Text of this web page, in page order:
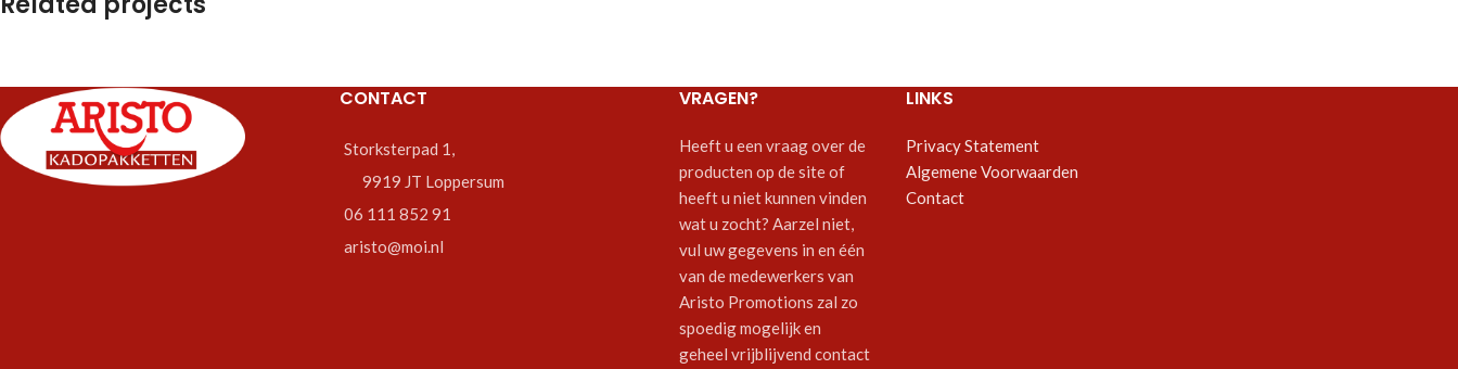
Accessories
Potenti parturient parturie
CONTACT
Storksterpad 1,
9919 JT Loppersum
06 111 852 91
aristo@moi.nl
VRAGEN?
Heeft u een vraag over de
producten op de site of
heeft u niet kunnen vinden
wat u zocht? Aarzel niet,
vul uw gegevens in en één
van de medewerkers van
Aristo Promotions zal zo
spoedig mogelijk en
geheel vrijblijvend contact
LINKS
Privacy Statement
Algemene Voorwaarden
Contact